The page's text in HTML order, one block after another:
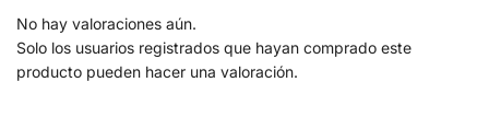
No hay valoraciones aún.
Solo los usuarios registrados que hayan comprado este
producto pueden hacer una valoración.